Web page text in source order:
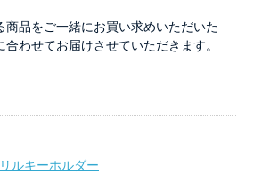
商品をご一緒にお買い求めいただいた
わせてお届けさせていただきます。
ルキーホルダー